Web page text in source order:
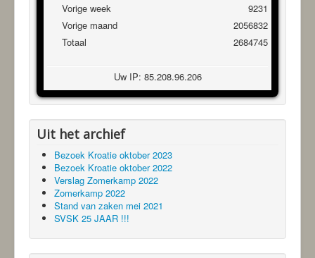
Vorige week
Vorige maand
Totaal
9231
2056832
2684745
Uw IP: 85.208.96.206
Uit het archief
Bezoek Kroatie oktober 2023
Bezoek Kroatie oktober 2022
Verslag Zomerkamp 2022
Zomerkamp 2022
Stand van zaken mei 2021
SVSK 25 JAAR !!!